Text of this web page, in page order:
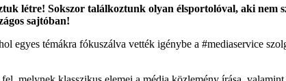
létre! Sokszor találkoztunk olyan élsportolóval, aki nem
sajtóban!
egyes témákra fókuszálva vették igénybe a #mediaservice